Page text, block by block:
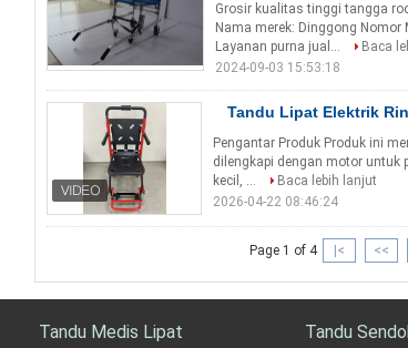
Grosir kualitas tinggi tangga
Nama merek: Dinggong Nomor
Layanan purna jual...
Baca
2024-09-03 15:53:18
Tandu Lipat Elektrik
Pengantar Produk Produk ini
dilengkapi dengan motor untuk
kecil, ...
Baca lebih lanjut
2026-04-22 08:46:24
Page 1 of 4 |< <<
Tandu Medis Lipat Tandu